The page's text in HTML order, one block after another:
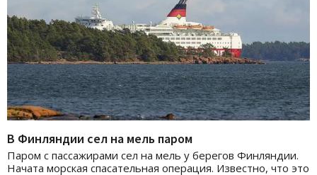
В Финляндии сел на мель паром
Паром с пассажирами сел на мель у берегов Финляндии.
Начата морская спасательная операция. Известно, что это